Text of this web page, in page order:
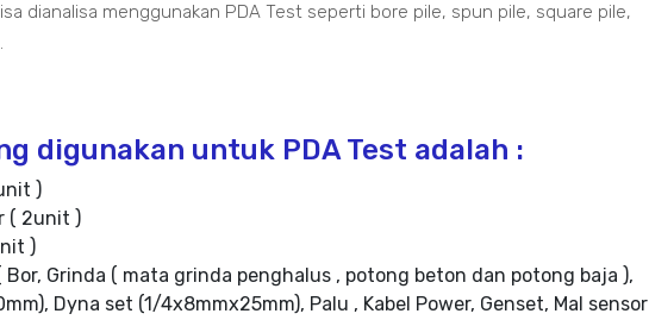
dianalisa menggunakan PDA Test seperti bore pile, spun pile, square pile,
digunakan untuk PDA Test adalah :
)
( 2unit )
)
Grinda ( mata grinda penghalus , potong beton dan potong baja ),
Dyna set (1/4x8mmx25mm), Palu , Kabel Power, Genset, Mal sensor